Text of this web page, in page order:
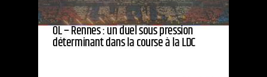
OL – Rennes : un duel sous pression
déterminant dans la course à la LDC